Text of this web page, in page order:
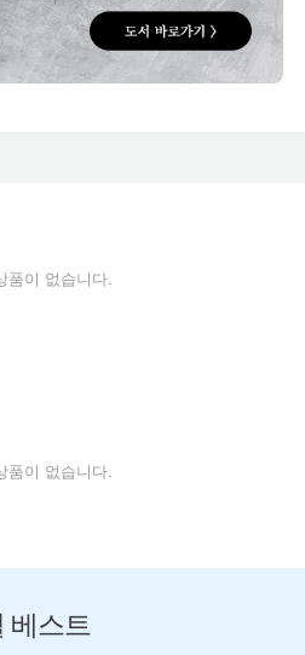
품이 없습니다.
품이 없습니다.
베스트